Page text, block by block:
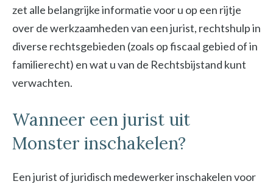
zet alle belangrijke informatie voor u op een rijtje
over de werkzaamheden van een jurist, rechtshulp in
diverse rechtsgebieden (zoals op fiscaal gebied of in
familierecht) en wat u van de Rechtsbijstand kunt
verwachten.
Wanneer een jurist uit
Monster inschakelen?
Een jurist of juridisch medewerker inschakelen voor